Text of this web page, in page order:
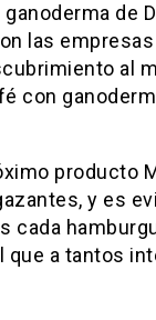
de
las
al
con
producto
y es
cada
a tantos